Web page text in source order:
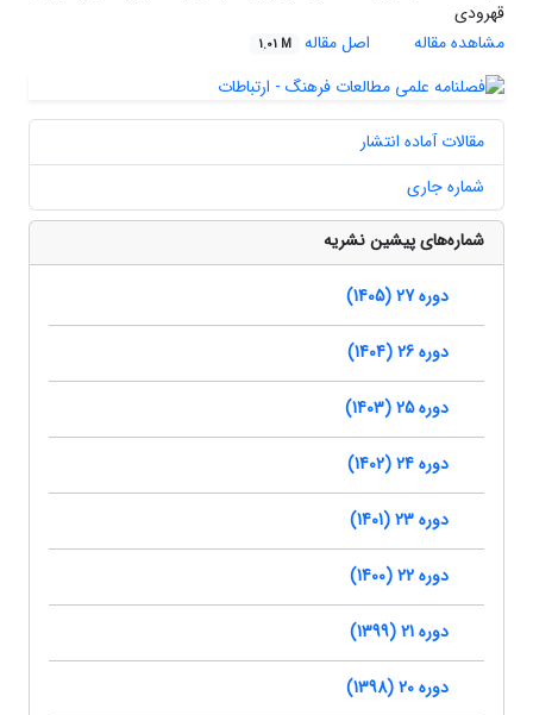
قهرودی
مشاهده مقاله
اصل مقاله 1.01 M
مقالات آماده انتشار
شماره جاری
شماره‌های پیشین نشریه
دوره 27 (1405)
دوره 26 (1404)
دوره 25 (1403)
دوره 24 (1402)
دوره 23 (1401)
دوره 22 (1400)
دوره 21 (1399)
دوره 20 (1398)